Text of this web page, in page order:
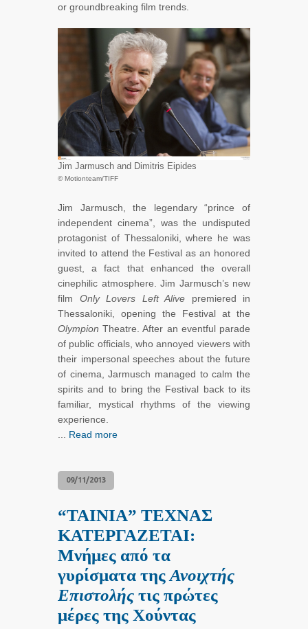
or groundbreaking film trends.
Jim Jarmusch and Dimitris Eipides
© Motionteam/TIFF
Jim Jarmusch, the legendary “prince of
independent cinema”, was the undisputed
protagonist of Thessaloniki, where he was
invited to attend the Festival as an honored
guest, a fact that enhanced the overall
cinephilic atmosphere. Jim Jarmusch’s new
film Only Lovers Left Alive premiered in
Thessaloniki, opening the Festival at the
OlympionTheatre. After an eventful parade
of public officials, who annoyed viewers with
their impersonal speeches about the future
of cinema, Jarmusch managed to calm the
spirits and to bring the Festival back to its
familiar, mystical rhythms of the viewing
experience.
Read more
09/11/2013
“ΤΑΙΝΙΑ” ΤΕΧΝΑΣ
ΚΑΤΕΡΓΑΖΕΤΑΙ:
Μνήμες από τα
γυρίσματα της Ανοιχτής
Επιστολής τις πρώτες
μέρες της Χούντας